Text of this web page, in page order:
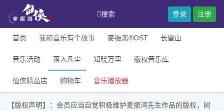
搜索 登录 注册
首页 我和音乐有个故事 麥振鴻®OST 长留山
音乐活动 落入凡尘 知晓万里 版权音乐库
仙侠精品店 购物车 音乐播放器
【版权声明】：会员应当自觉积极维护麦振鸿先生作品的版权，树